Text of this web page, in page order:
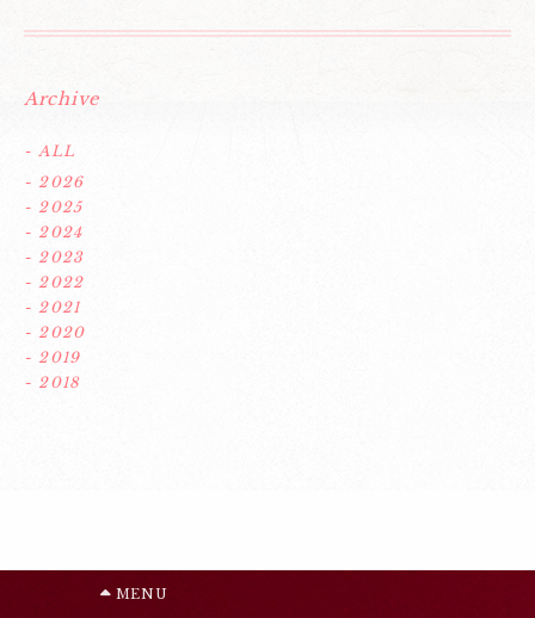
Archive
- ALL
- 2026
- 2025
- 2024
- 2023
- 2022
- 2021
- 2020
- 2019
- 2018
MENU